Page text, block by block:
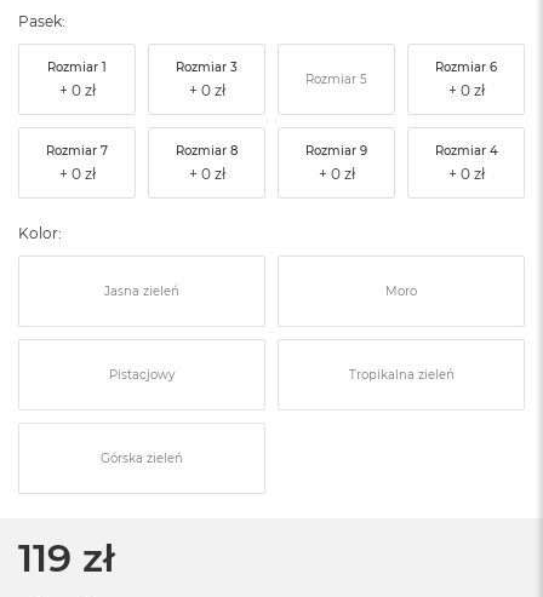
Pasek:
Rozmiar 1 Rozmiar 3
Rozmiar 5
Rozmiar 6
Rozmiar 7 Rozmiar 8 Rozmiar 9 Rozmiar 4
Kolor:
Jasna zieleń Moro
Pistacjowy Tropikalna zieleń
Górska zieleń
119 zł